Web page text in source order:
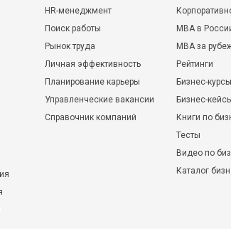
HR-менеджмент
Поиск работы
Рынок труда
Личная эффективность
Планирование карьеры
Управленческие вакансии
Справочник компаний
MBA в
MBA за
Рейтинги
Бизнес-курсы
Бизнес-
Книги по
Тесты
Видео по
Каталог